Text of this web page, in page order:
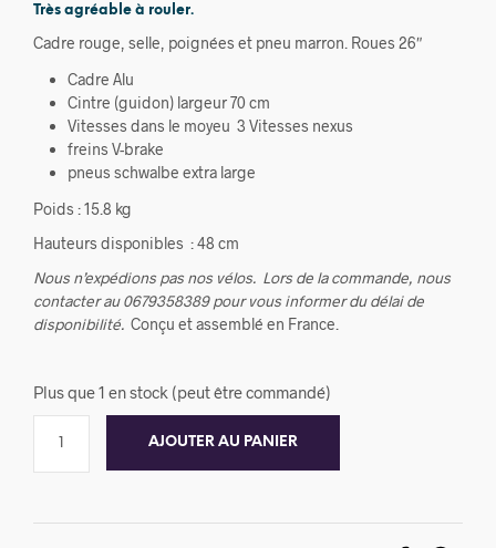
Très agréable à rouler.
Cadre rouge, selle, poignées et pneu marron. Roues 26″
Cadre Alu
Cintre (guidon) largeur 70 cm
Vitesses dans le moyeu 3 Vitesses nexus
freins V-brake
pneus schwalbe extra large
Poids : 15.8 kg
Hauteurs disponibles : 48 cm
Nous n’expédions pas nos vélos. Lors de la commande, nous
contacter au 0679358389 pour vous informer du délai de
disponibilité. Conçu et assemblé en France.
Plus que 1 en stock (peut être commandé)
AJOUTER AU PANIER